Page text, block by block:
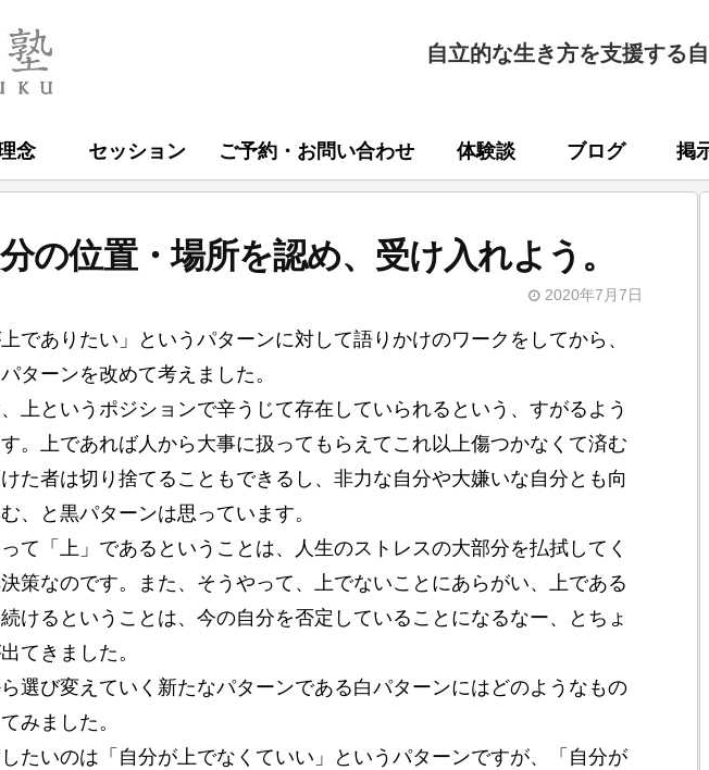
自立的な生き方を支援する
念 セッション ご予約・お問い合わせ 体験談 ブログ 掲
の位置・場所を認め、受け入れよう。
2020年7月7日
でありたい」というパターンに対して語りかけのワークをしてから、
ターンを改めて考えました。
上というポジションで辛うじて存在していられるという、すがるよう
。上であれば人から大事に扱ってもらえてこれ以上傷つかなくて済む
た者は切り捨てることもできるし、非力な自分や大嫌いな自分とも向
、と黒パターンは思っています。
て「上」であるということは、人生のストレスの大部分を払拭してく
策なのです。また、そうやって、上でないことにあらがい、上である
けるということは、今の自分を否定していることになるなー、とちょ
てきました。
選び変えていく新たなパターンである白パターンにはどのようなもの
みました。
たいのは「自分が上でなくていい」というパターンですが、「自分が